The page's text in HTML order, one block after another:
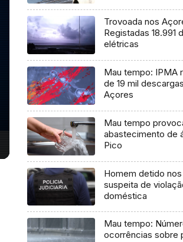
Trovoada nos
Registadas 18.991
elétricas
Mau tempo: IPMA
de 19 mil
Açores
Mau tempo
abastecimento de
Pico
Homem detido
suspeita de
doméstica
Mau tempo:
ocorrências sobre